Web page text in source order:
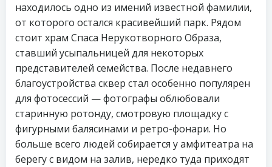
находилось одно из имений известной фамилии,
от которого остался красивейший парк. Рядом
стоит храм Спаса Нерукотворного Образа,
ставший усыпальницей для некоторых
представителей семейства. После недавнего
благоустройства сквер стал особенно популярен
для фотосессий — фотографы облюбовали
старинную ротонду, смотровую площадку с
фигурными балясинами и ретро-фонари. Но
больше всего людей собирается у амфитеатра на
берегу с видом на залив, нередко туда приходят